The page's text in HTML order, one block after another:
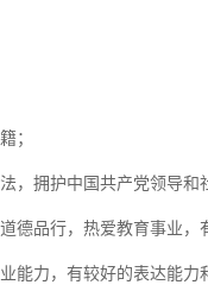
；
拥护中国共产党领导和
品行，热爱教育事业，
力，有较好的表达能力